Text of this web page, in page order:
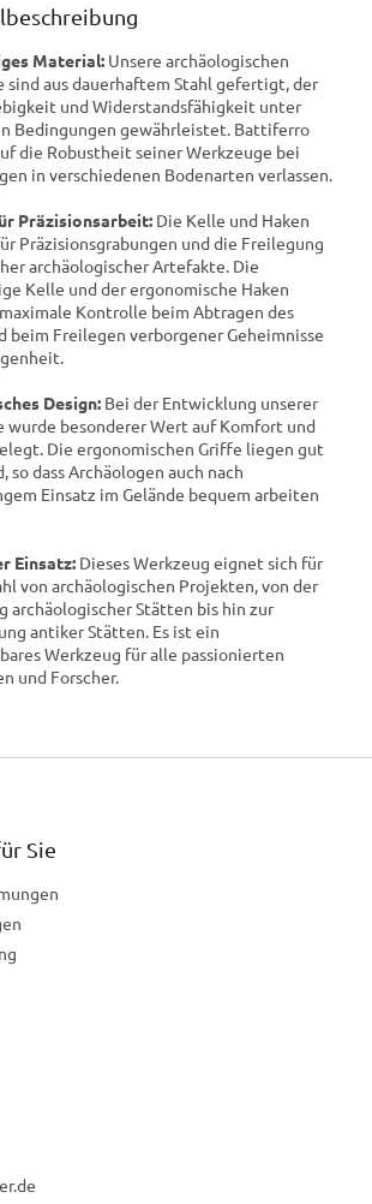
Material: Unsere archäologischen
sind aus dauerhaftem Stahl gefertigt, der
und Widerstandsfähigkeit unter
Bedingungen gewährleistet. Battiferro
die Robustheit seiner Werkzeuge bei
in verschiedenen Bodenarten verlassen.
Präzisionsarbeit: Die Kelle und Haken
Präzisionsgrabungen und die Freilegung
archäologischer Artefakte. Die
Kelle und der ergonomische Haken
Kontrolle beim Abtragen des
beim Freilegen verborgener Geheimnisse
Design: Bei der Entwicklung unserer
wurde besonderer Wert auf Komfort und
Die ergonomischen Griffe liegen gut
so dass Archäologen auch nach
Einsatz im Gelände bequem arbeiten
Einsatz: Dieses Werkzeug eignet sich für
von archäologischen Projekten, von der
archäologischer Stätten bis hin zur
antiker Stätten. Es ist ein
Werkzeug für alle passionierten
und Forscher.
Sie